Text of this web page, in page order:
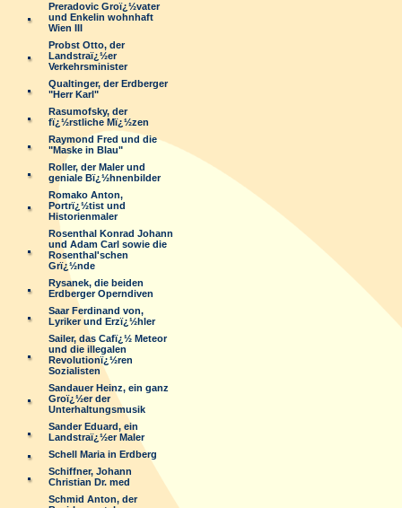
Preradovic Groï¿½vater
und Enkelin wohnhaft
Wien III
Probst Otto, der
Landstraï¿½er
Verkehrsminister
Qualtinger, der Erdberger
"Herr Karl"
Rasumofsky, der
fï¿½rstliche Mï¿½zen
Raymond Fred und die
"Maske in Blau"
Roller, der Maler und
geniale Bï¿½hnenbilder
Romako Anton,
Portrï¿½tist und
Historienmaler
Rosenthal Konrad Johann
und Adam Carl sowie die
Rosenthal'schen
Grï¿½nde
Rysanek, die beiden
Erdberger Operndiven
Saar Ferdinand von,
Lyriker und Erzï¿½hler
Sailer, das Cafï¿½ Meteor
und die illegalen
Revolutionï¿½ren
Sozialisten
Sandauer Heinz, ein ganz
Groï¿½er der
Unterhaltungsmusik
Sander Eduard, ein
Landstraï¿½er Maler
Schell Maria in Erdberg
Schiffner, Johann
Christian Dr. med
Schmid Anton, der